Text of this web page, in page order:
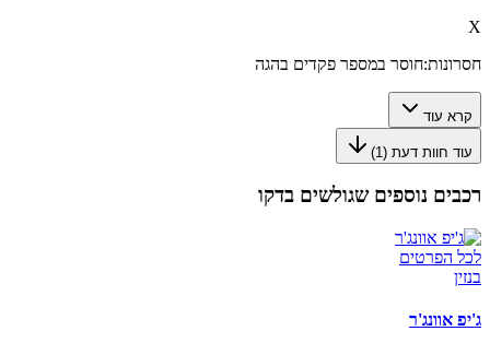
X
חסרונות:חוסר במספר פקדים בהגה
קרא עוד
עוד חוות דעת (1
)
רכבים נוספים שגולשים בדקו
לכל הפרטים
בנזין
ג'יפ אוונג'ר